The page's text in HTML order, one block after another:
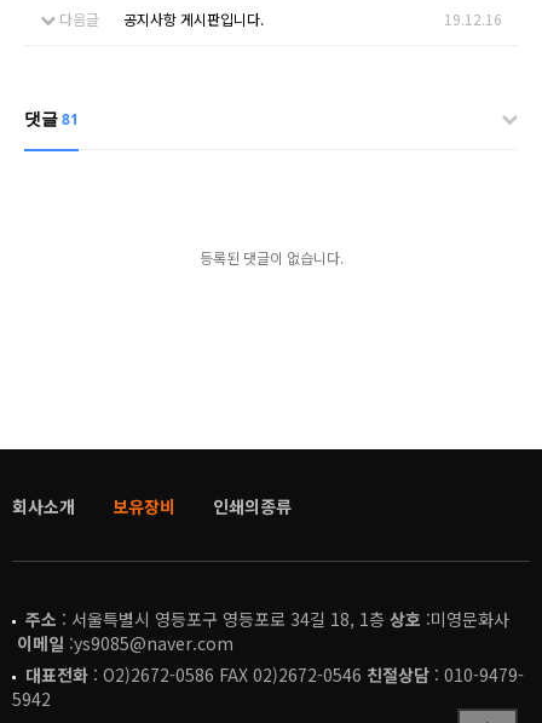
다음글 공지사항 게시판입니다. 19.12.16
댓글81
등록된 댓글이 없습니다.
회사소개 보유장비 인쇄의종류
주소 : 서울특별시 영등포구 영등포로 34길 18, 1층 상호 :미영문화사
이메일 :ys9085@naver.com
대표전화 : O2)2672-0586 FAX 02)2672-0546 친절상담 : 010-9479-
5942